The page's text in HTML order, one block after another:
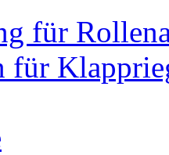
für
für